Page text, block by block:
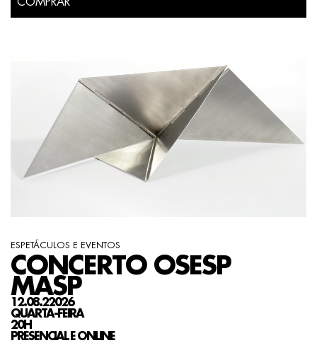
ESPETÁCULOS E EVENTOS
CONCERTO OSESP
MASP
12.08.22026
QUARTA-FEIRA
20H
PRESENCIAL E ONLINE